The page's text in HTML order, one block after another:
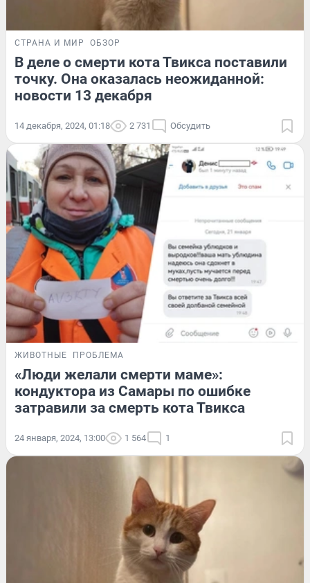
СТРАНА И МИР ОБЗОР
В деле о смерти кота Твикса поставили
точку. Она оказалась неожиданной:
новости 13 декабря
14 декабря, 2024, 01:18 2 731 Обсудить
ЖИВОТНЫЕ ПРОБЛЕМА
«Люди желали смерти маме»:
кондуктора из Самары по ошибке
затравили за смерть кота Твикса
24 января, 2024, 13:00 1 564 1